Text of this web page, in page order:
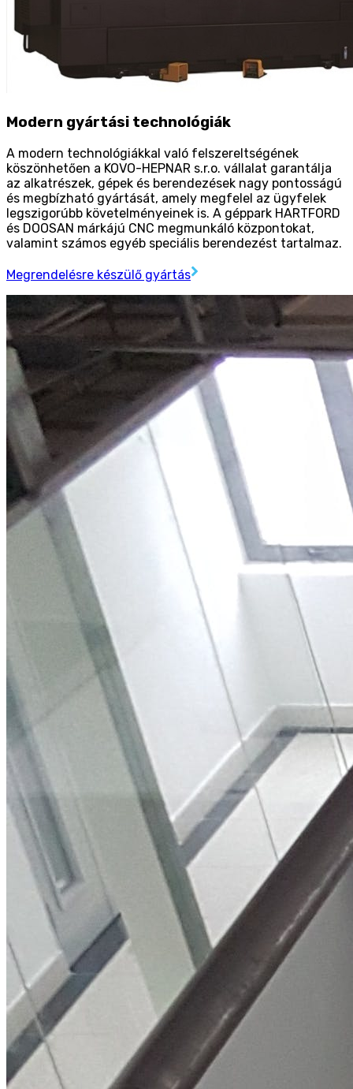
Modern gyártási technológiák
A modern technológiákkal való felszereltségének
köszönhetően a KOVO-HEPNAR s.r.o. vállalat garantálja
az alkatrészek, gépek és berendezések nagy pontosságú
és megbízható gyártását, amely megfelel az ügyfelek
legszigorúbb követelményeinek is. A géppark HARTFORD
és DOOSAN márkájú CNC megmunkáló központokat,
valamint számos egyéb speciális berendezést tartalmaz.
Megrendelésre készülő gyártás